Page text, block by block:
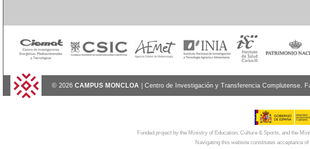
© 2026 CAMPUS MONCLOA | Centro de Investigación y Transferencia Complutense.
Funded project by the Ministry of Education, Culture & Sports, and the
Navigating this website constitutes acceptance